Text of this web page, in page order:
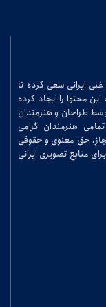
ایرانی سعی کرده تا
محتوا را ایجاد کرده
طراحان و هنرمندان
هنرمندان گرامی
حق معنوی و حقوقی
منابع تصویری ایرانی